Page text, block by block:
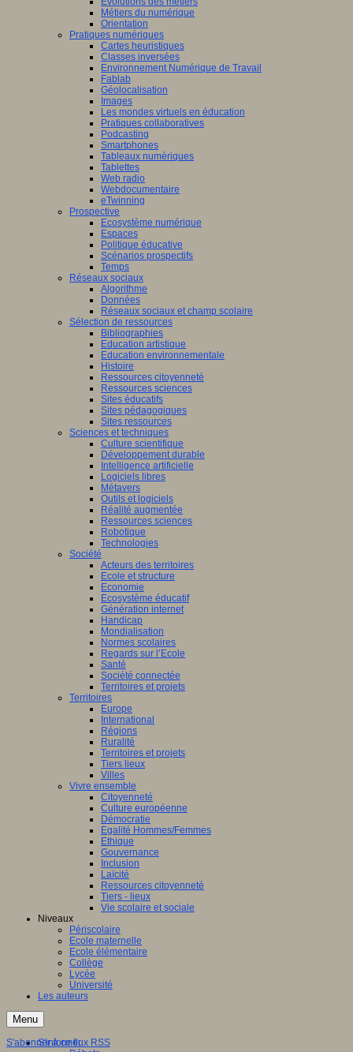
Métiers du numérique
Orientation
Pratiques numériques
Cartes heuristiques
Classes inversées
Environnement Numérique de Travail
Fablab
Géolocalisation
Images
Les mondes virtuels en éducation
Pratiques collaboratives
Podcasting
Smartphones
Tableaux numériques
Tablettes
Web radio
Webdocumentaire
eTwinning
Prospective
Ecosystème numérique
Espaces
Politique éducative
Scénarios prospectifs
Temps
Réseaux sociaux
Algorithme
Données
Réseaux sociaux et champ scolaire
Sélection de ressources
Bibliographies
Education artistique
Education environnementale
Histoire
Ressources citoyenneté
Ressources sciences
Sites éducatifs
Sites pédagogiques
Sites ressources
Sciences et techniques
Culture scientifique
Développement durable
Intelligence artificielle
Logiciels libres
Métavers
Outils et logiciels
Réalité augmentée
Ressources sciences
Robotique
Technologies
Société
Acteurs des territoires
Ecole et structure
Economie
Ecosystème éducatif
Génération internet
Handicap
Mondialisation
Normes scolaires
Regards sur l’Ecole
Santé
Société connectée
Territoires et projets
Territoires
Europe
International
Régions
Ruralité
Territoires et projets
Tiers lieux
Villes
Vivre ensemble
Citoyenneté
Culture européenne
Démocratie
Egalité Hommes/Femmes
Ethique
Gouvernance
Inclusion
Laïcité
Ressources citoyenneté
Tiers - lieux
Vie scolaire et sociale
Niveaux
Périscolaire
Ecole maternelle
Ecole élémentaire
Collège
Lycée
Université
Les auteurs
Menu
S'informer
S'abonner à ce flux RSS